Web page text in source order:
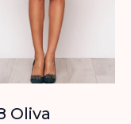
Oliva